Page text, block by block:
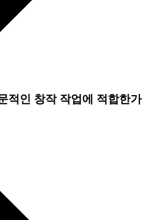
적인 창작 작업에 적합한가